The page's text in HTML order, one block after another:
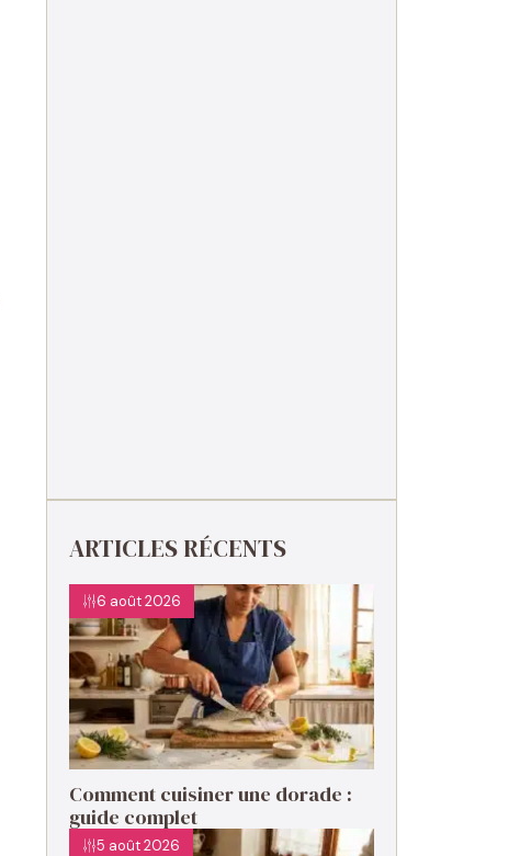
ARTICLES RÉCENTS
6 août 2026
Comment cuisiner une dorade :
guide complet
5 août 2026